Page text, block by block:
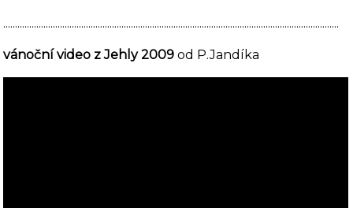
..............................................................................................................................................
vánoční video z Jehly 2009 od P.Jandíka